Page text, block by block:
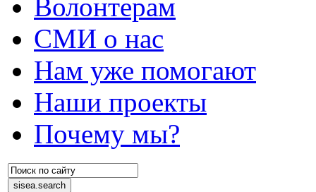
Волонтерам
СМИ о нас
Нам уже помогают
Наши проекты
Почему мы?